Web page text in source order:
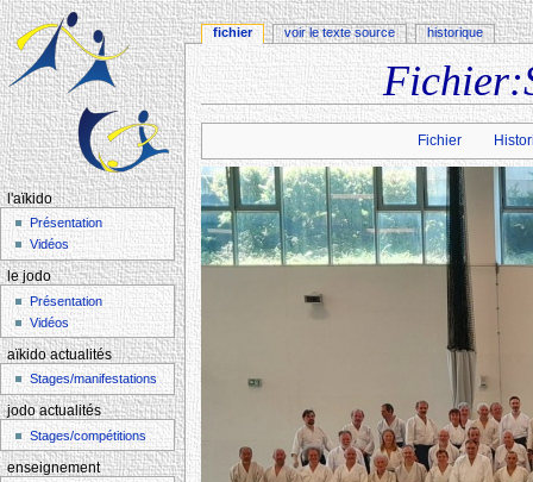
Aller à :navigation , rechercher
Fichier
fichier voir le texte source historique
l'aïkido
Présentation
Vidéos
le jodo
Présentation
Vidéos
aïkido actualités
Stages/manifestations
jodo actualités
Stages/compétitions
enseignement